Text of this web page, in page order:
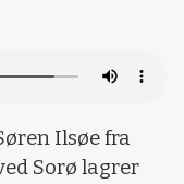
Ilsøe fra
Sorø lagrer